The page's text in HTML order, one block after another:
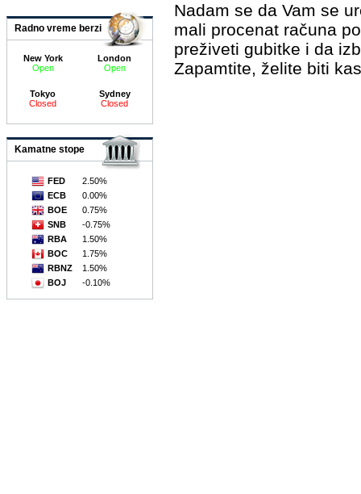
New York
Open
London
Open
Tokyo
Closed
Sydney
Closed
Radno vreme berzi
FED
2.50%
ECB
0.00%
BOE
0.75%
SNB
-0.75%
RBA
1.50%
BOC
1.75%
RBNZ
1.50%
BOJ
-0.10%
Kamatne stope
Nadam se da Vam se
mali procenat računa
preživeti gubitke i da
Zapamtite, želite biti